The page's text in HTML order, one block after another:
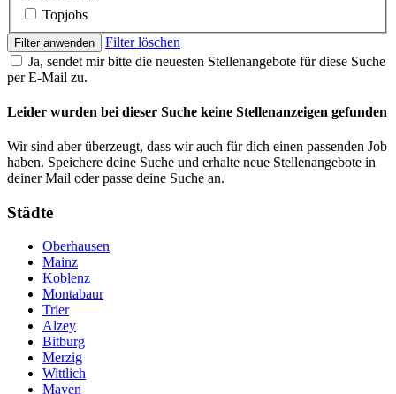
Topjobs
Filter anwenden
Filter löschen
Ja, sendet mir bitte die neuesten Stellenangebote für diese Suche
per E-Mail zu.
Leider wurden bei dieser Suche keine Stellenanzeigen gefunden
Wir sind aber überzeugt, dass wir auch für dich einen passenden Job
haben. Speichere deine Suche und erhalte neue Stellenangebote in
deiner Mail oder passe deine Suche an.
Städte
Oberhausen
Mainz
Koblenz
Montabaur
Trier
Alzey
Bitburg
Merzig
Wittlich
Mayen